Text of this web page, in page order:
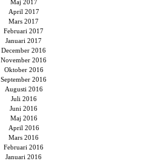
Maj 2017
April 2017
Mars 2017
Februari 2017
Januari 2017
December 2016
November 2016
Oktober 2016
September 2016
Augusti 2016
Juli 2016
Juni 2016
Maj 2016
April 2016
Mars 2016
Februari 2016
Januari 2016